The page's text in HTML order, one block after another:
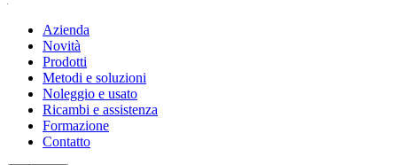
Azienda
Novità
Prodotti
Metodi e soluzioni
Noleggio e usato
Ricambi e assistenza
Formazione
Contatto